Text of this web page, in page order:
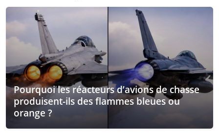
Pourquoi les réacteurs d’avions de chasse
produisent-ils des flammes bleues ou
orange ?